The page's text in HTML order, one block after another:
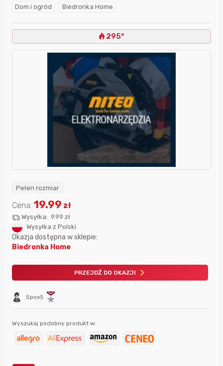
Dom i ogród Biedronka Home
295°
Pełen rozmiar
Spox5
Cena: 19.99 zł
Wysyłka: 9.99 zł
Wysyłka z Polski
Okazja dostępna w sklepie:
Biedronka Home
PRZEJDŹ DO OKAZJI
Wyszukaj podobny produkt w: